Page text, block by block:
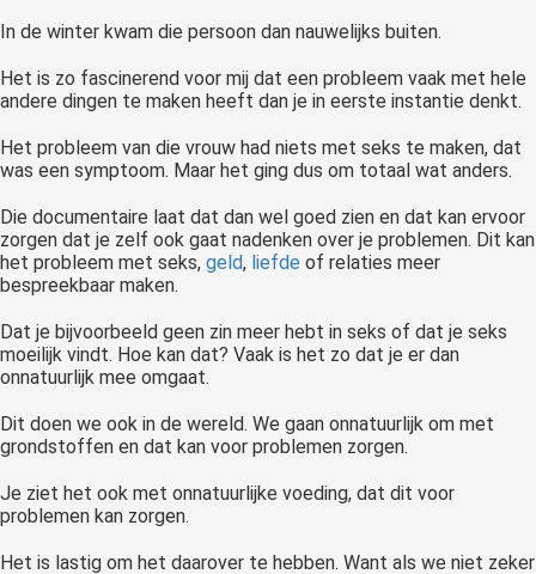
In de winter kwam die persoon dan nauwelijks buiten.
Het is zo fascinerend voor mij dat een probleem vaak met hele
andere dingen te maken heeft dan je in eerste instantie denkt.
Het probleem van die vrouw had niets met seks te maken, dat
was een symptoom. Maar het ging dus om totaal wat anders.
Die documentaire laat dat dan wel goed zien en dat kan ervoor
zorgen dat je zelf ook gaat nadenken over je problemen. Dit kan
het probleem met seks, geld, liefde of relaties meer
bespreekbaar maken.
Dat je bijvoorbeeld geen zin meer hebt in seks of dat je seks
moeilijk vindt. Hoe kan dat? Vaak is het zo dat je er dan
onnatuurlijk mee omgaat.
Dit doen we ook in de wereld. We gaan onnatuurlijk om met
grondstoffen en dat kan voor problemen zorgen.
Je ziet het ook met onnatuurlijke voeding, dat dit voor
problemen kan zorgen.
Het is lastig om het daarover te hebben. Want als we niet zeker